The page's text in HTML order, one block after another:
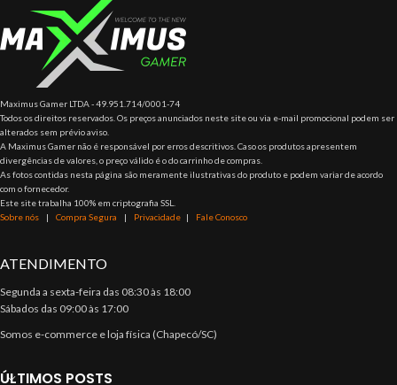
Maximus Gamer LTDA - 49.951.714/0001-74
Todos os direitos reservados. Os preços anunciados neste site ou via e-mail promocional podem ser
alterados sem prévio aviso.
A Maximus Gamer não é responsável por erros descritivos. Caso os produtos apresentem
divergências de valores, o preço válido é o do carrinho de compras.
As fotos contidas nesta página são meramente ilustrativas do produto e podem variar de acordo
com o fornecedor.
Este site trabalha 100% em criptografia SSL.
Sobre nós | Compra Segura | Privacidade | Fale Conosco
ATENDIMENTO
Segunda a sexta-feira das 08:30 às 18:00
Sábados das 09:00 às 17:00
Somos e-commerce e loja física (Chapecó/SC)
ÚLTIMOS POSTS